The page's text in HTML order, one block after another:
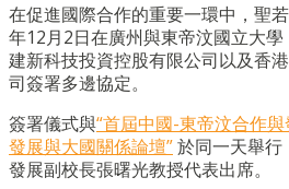
在促進國際合作的重要一環中，聖
年12月2日在廣州與東帝汶國立大學
建新科技投資控股有限公司以及香
司簽署多邊協定。
簽署儀式與“首屆中國-東帝汶合作
發展與大國關係論壇”於同一天舉行
發展副校長張曙光教授代表出席。